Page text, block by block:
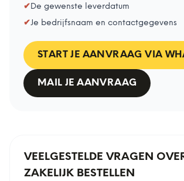
✔De gewenste leverdatum
✔Je bedrijfsnaam en contactgegevens
START JE AANVRAAG VIA
MAIL JE AANVRAAG
VEELGESTELDE VRAGEN
ZAKELIJK BESTELLEN